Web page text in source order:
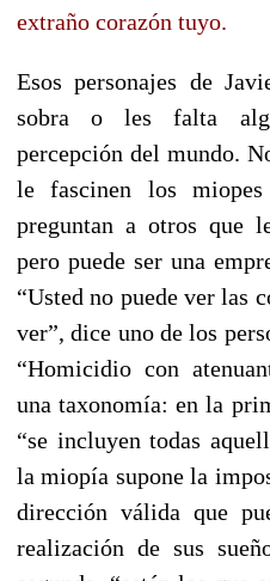
extraño corazón tuyo.
Esos personajes de
sobra o les falta
percepción del mundo.
le fascinen los
preguntan a otros que
pero puede ser una
“Usted no puede ver las
ver”, dice uno de los
“Homicidio con
una taxonomía: en la
“se incluyen todas
la miopía supone la
dirección válida que
realización de sus